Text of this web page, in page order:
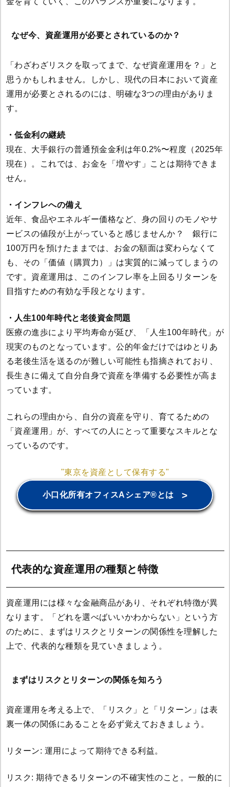
なぜ今、資産運用が必要とされているのか？
「わざわざリスクを取ってまで、なぜ資産運用を？」と
思うかもしれません。しかし、現代の日本において資産
運用が必要とされるのには、明確な3つの理由がありま
す。
・低金利の継続
現在、大手銀行の普通預金金利は年0.2%〜程度（2025年
現在）。これでは、お金を「増やす」ことは期待できま
せん。
・インフレへの備え
近年、食品やエネルギー価格など、身の回りのモノやサ
ービスの値段が上がっていると感じませんか？ 銀行に
100万円を預けたままでは、お金の額面は変わらなくて
も、その「価値（購買力）」は実質的に減ってしまうの
です。資産運用は、このインフレ率を上回るリターンを
目指すための有効な手段となります。
・人生100年時代と老後資金問題
医療の進歩により平均寿命が延び、「人生100年時代」が
現実のものとなっています。公的年金だけではゆとりあ
る老後生活を送るのが難しい可能性も指摘されており、
長生きに備えて自分自身で資産を準備する必要性が高ま
っています。
これらの理由から、自分の資産を守り、育てるための
「資産運用」が、すべての人にとって重要なスキルとな
っているのです。
"東京を資産として保有する"
小口化所有オフィスAシェア®とは >
代表的な資産運用の種類と特徴
資産運用には様々な金融商品があり、それぞれ特徴が異
なります。「どれを選べばいいかわからない」という方
のために、まずはリスクとリターンの関係性を理解した
上で、代表的な種類を見ていきましょう。
まずはリスクとリターンの関係を知ろう
資産運用を考える上で、「リスク」と「リターン」は表
裏一体の関係にあることを必ず覚えておきましょう。
リターン: 運用によって期待できる利益。
リスク: 期待できるリターンの不確実性のこと。一般的に